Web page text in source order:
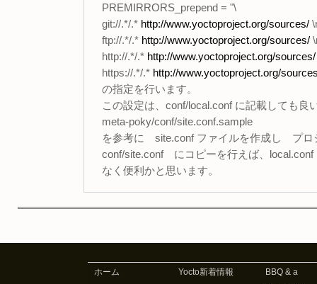
PREMIRRORS_prepend = "\
git://.*/.* http://www.yoctoproject.org/sources/
ftp://.*/.* http://www.yoctoproject.org/sources/
http://.*/.* http://www.yoctoproject.org/sources/
https://.*/.* http://www.yoctoproject.org/
の指定を行います。
この設定は、conf/local.conf に記載しても良
meta-poky/conf/site.conf.sample
を参考に site.conf ファイルを作成し プロ
conf/site.conf にコピーを行えば、local.conf
なく便利かと思います。
ホーム Yocto新着情報
BBQ & a